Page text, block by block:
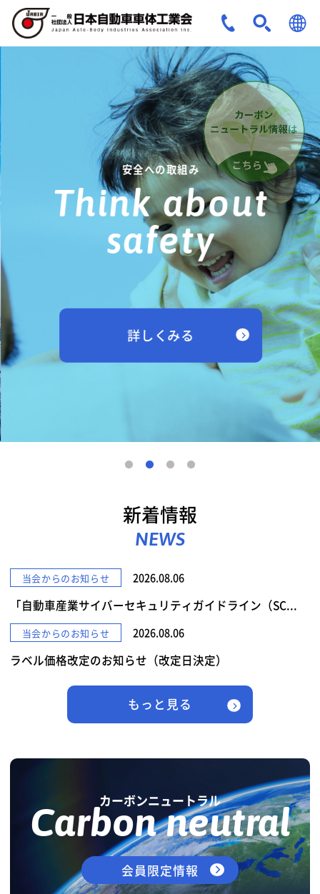
ENG
安全への取組み
Think about
safety
詳しくみる
新着情報
NEWS
当会からのお知らせ 2026.08.06
「自動車産業サイバーセキュリティガイドライン（SC...
当会からのお知らせ 2026.08.06
ラベル価格改定のお知らせ（改定日決定）
もっと見る
カーボンニュートラル
Carbon neutral
会員限定情報